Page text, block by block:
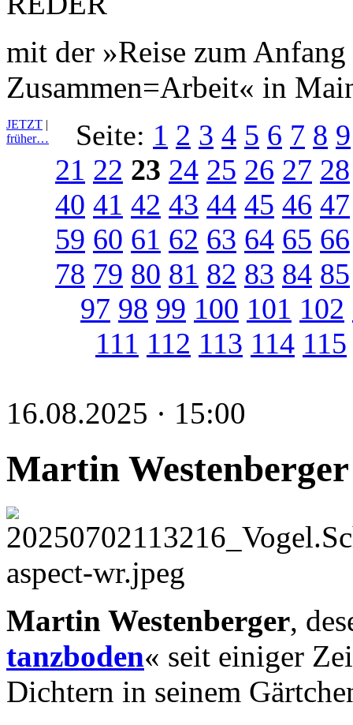
mit der »Reise zum
Zusammen=Arbeit« in
JETZT |
früher…
Seite: 1 2 3 4 5 6 7 8 9
21 22 23 24 25 26 27 28
40 41 42 43 44 45 46 47
59 60 61 62 63 64 65 66
78 79 80 81 82 83 84 85
97 98 99 100 101 102
111 112 113 114 115
16.08.2025 · 15:00
Martin Westenberger
Martin Westenberger,
tanzboden« seit einiger
Dichtern in seinem